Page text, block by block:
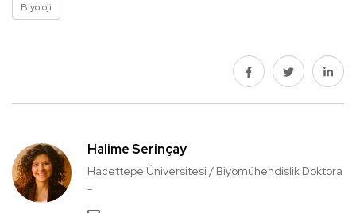
Biyoloji
Halime Serinçay
Hacettepe Üniversitesi / Biyomühendislik Doktora
-